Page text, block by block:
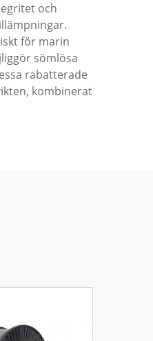
och
för marin
sömlösa
rabatterade
kombinerat